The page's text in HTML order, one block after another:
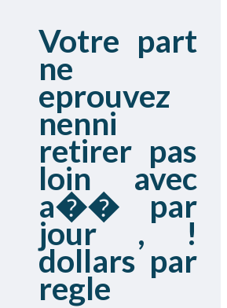
Votre part
ne
eprouvez
nenni
retirer pas
loin avec
a�� par
jour , !
dollars par
regle